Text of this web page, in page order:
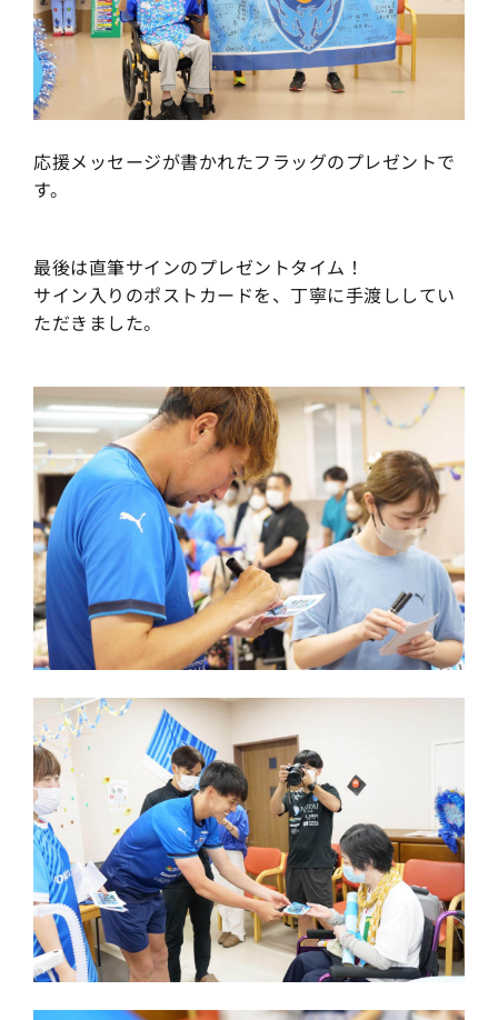
応援メッセージが書かれたフラッグのプレゼントで
す。
最後は直筆サインのプレゼントタイム！
サイン入りのポストカードを、丁寧に手渡ししてい
ただきました。